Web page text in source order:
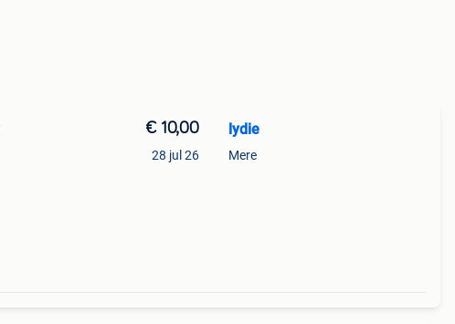
€ 10,00
28 jul 26
lydie
Mere